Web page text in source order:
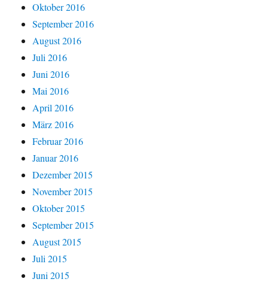
Oktober 2016
September 2016
August 2016
Juli 2016
Juni 2016
Mai 2016
April 2016
März 2016
Februar 2016
Januar 2016
Dezember 2015
November 2015
Oktober 2015
September 2015
August 2015
Juli 2015
Juni 2015